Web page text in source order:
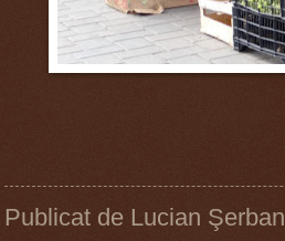
Publicat de Lucian Şerban